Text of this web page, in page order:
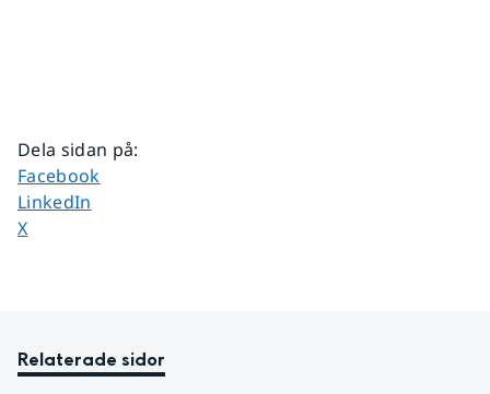
Dela sidan på:
Dela sidan på
Facebook
Dela sidan på
LinkedIn
Dela sidan på
X
Relaterade sidor